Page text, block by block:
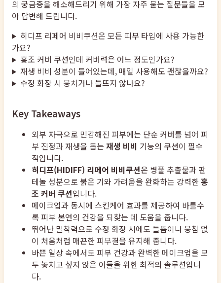
의 궁금증을 해소해드리기 위해 가장 자주 묻는 질문들을 모
아 답변해 드립니다.
히디프 리페어 비비쿠션은 모든 피부 타입에 사용 가능한
가요?
홍조 커버 쿠션인데 커버력은 어느 정도인가요?
재생 비비 성분이 들어있는데, 매일 사용해도 괜찮을까요?
수정 화장 시 뭉치거나 들뜨지 않나요?
Key Takeaways
외부 자극으로 민감해진 피부에는 단순 커버를 넘어 피
부 진정과 재생을 돕는 재생 비비 기능의 쿠션이 필수
적입니다.
히디프(HIDIFF) 리페어 비비쿠션은 병풀 추출물과 판
테놀 성분으로 붉은 기와 가려움을 완화하는 강력한홍
조 커버 쿠션입니다.
메이크업과 동시에 스킨케어 효과를 제공하여 바를수
록 피부 본연의 건강을 되찾는 데 도움을 줍니다.
뛰어난 밀착력으로 수정 화장 시에도 들뜸이나 뭉침 없
이 처음처럼 매끈한 피부결을 유지해 줍니다.
바쁜 일상 속에서도 피부 건강과 완벽한 메이크업을 모
두 놓치고 싶지 않은 이들을 위한 최적의 솔루션입니
다.